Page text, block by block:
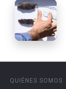
QUIÉNES SOMOS